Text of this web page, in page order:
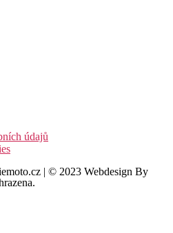
údajů
| © 2023 Webdesign By